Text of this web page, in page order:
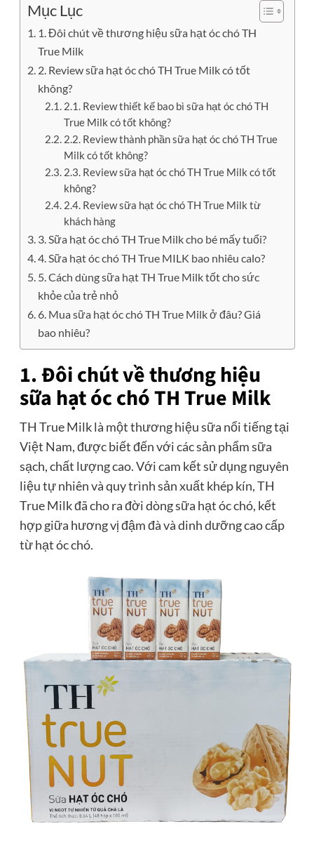
Mục Lục
1. Đôi chút về thương hiệu sữa hạt óc chó TH
True Milk
2. Review sữa hạt óc chó TH True Milk có tốt
không?
2.1. Review thiết kế bao bì sữa hạt óc chó TH
True Milk có tốt không?
2.2. Review thành phần sữa hạt óc chó TH True
Milk có tốt không?
2.3. Review sữa hạt óc chó TH True Milk có tốt
không?
2.4. Review sữa hạt óc chó TH True Milk từ
khách hàng
3. Sữa hạt óc chó TH True Milk cho bé mấy tuổi?
4. Sữa hạt óc chó TH True MILK bao nhiêu calo?
5. Cách dùng sữa hạt TH True Milk tốt cho sức
khỏe của trẻ nhỏ
6. Mua sữa hạt óc chó TH True Milk ở đâu? Giá
bao nhiêu?
1. Đôi chút về thương hiệu
sữa hạt óc chó TH True Milk
TH True Milk là một thương hiệu sữa nổi tiếng tại
Việt Nam, được biết đến với các sản phẩm sữa
sạch, chất lượng cao. Với cam kết sử dụng nguyên
liệu tự nhiên và quy trình sản xuất khép kín, TH
True Milk đã cho ra đời dòng sữa hạt óc chó, kết
hợp giữa hương vị đậm đà và dinh dưỡng cao cấp
từ hạt óc chó.